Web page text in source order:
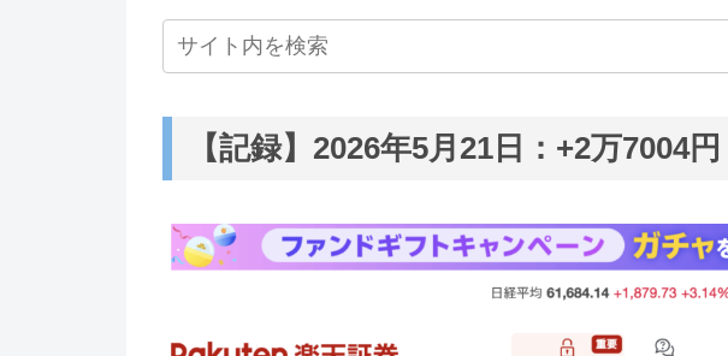
【記録】2026年5月21日：+2万7004円